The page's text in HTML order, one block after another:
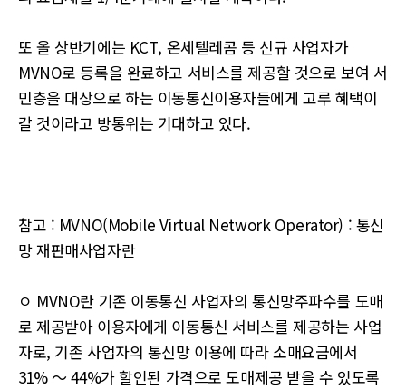
또 올 상반기에는 KCT, 온세텔레콤 등 신규 사업자가
MVNO로 등록을 완료하고 서비스를 제공할 것으로 보여 서
민층을 대상으로 하는 이동통신이용자들에게 고루 혜택이
갈 것이라고 방통위는 기대하고 있다.
참고 : MVNO(Mobile Virtual Network Operator) : 통신
망 재판매사업자란
ㅇ MVNO란 기존 이동통신 사업자의 통신망주파수를 도매
로 제공받아 이용자에게 이동통신 서비스를 제공하는 사업
자로, 기존 사업자의 통신망 이용에 따라 소매요금에서
31% ～ 44%가 할인된 가격으로 도매제공 받을 수 있도록